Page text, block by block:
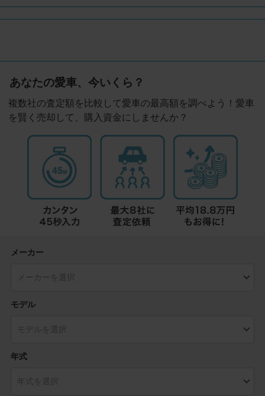
あなたの愛車、今いくら？
複数社の査定額を比較して愛車の最高額を調べよう！愛車
を賢く売却して、購入資金にしませんか？
メーカー
モデル
年式